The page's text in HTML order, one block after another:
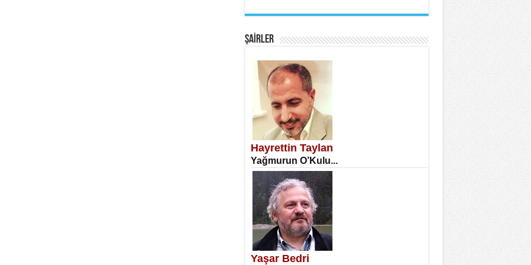
SATILMIŞ ÜMİT ÇETİNKAYA
Erkenlik...
NECLA DİLEK ARSLAN
Öğretmenler Günü Mahkemesi...
ŞAİRLER
Hayrettin Taylan
Yağmurun O’Kulu...
Yaşar Bedri